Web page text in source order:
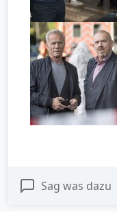
Sag was dazu